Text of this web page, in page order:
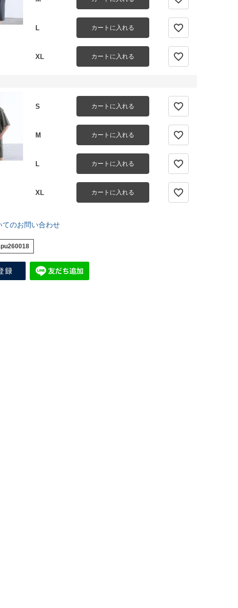
L カートに入れる
XL カートに入れる
S カートに入れる
M カートに入れる
L カートに入れる
XL カートに入れる
てのお問い合わせ